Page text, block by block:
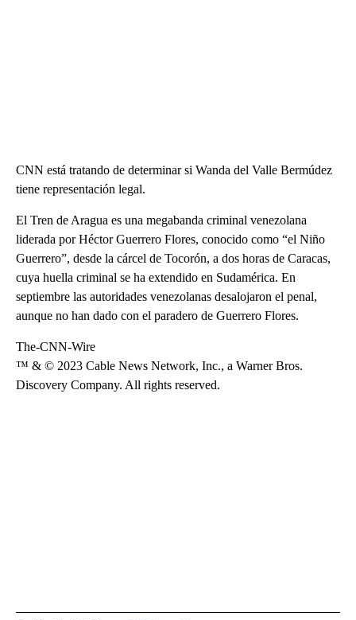
CNN está tratando de determinar si Wanda del Valle Bermúdez
tiene representación legal.
El Tren de Aragua es una megabanda criminal venezolana
liderada por Héctor Guerrero Flores, conocido como “el Niño
Guerrero”, desde la cárcel de Tocorón, a dos horas de Caracas,
cuya huella criminal se ha extendido en Sudamérica. En
septiembre las autoridades venezolanas desalojaron el penal,
aunque no han dado con el paradero de Guerrero Flores.
The-CNN-Wire
™ & © 2023 Cable News Network, Inc., a Warner Bros.
Discovery Company. All rights reserved.